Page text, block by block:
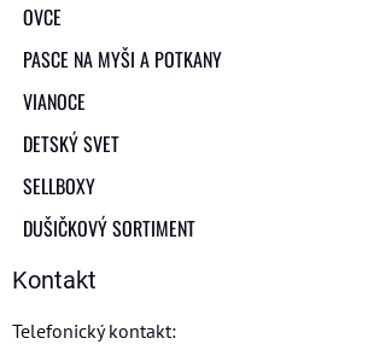
OVCE
PASCE NA MYŠI A POTKANY
VIANOCE
DETSKÝ SVET
SELLBOXY
DUŠIČKOVÝ SORTIMENT
Kontakt
Telefonický kontakt: